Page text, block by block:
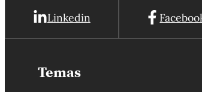
Linkedin
Temas